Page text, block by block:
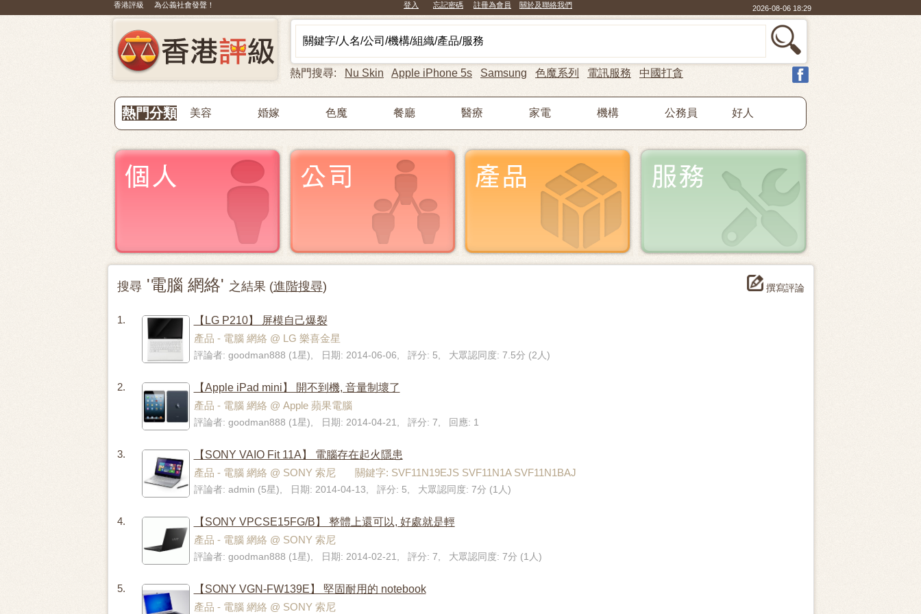
香港評級 為公義社會發聲！ 登入 忘記密碼 註冊為會員 關於及聯絡我們 2026-08-06 18:29
熱門搜尋: Nu Skin Apple iPhone 5s Samsung 色魔系列 電訊服務 中國打貪
熱門分類 美容 婚嫁 色魔 餐廳 醫療 家電 機構 公務員 好人
搜尋'電腦 網絡' 之結果 (進階搜尋) 撰寫評論
1.
【LG P210】 屏模自己爆裂
產品 - 電腦 網絡 @ LG 樂喜金星
評論者: goodman888 (1星), 日期: 2014-06-06, 評分: 5, 大眾認同度: 7.5分 (2人)
2.
【Apple iPad mini】 開不到機, 音量制壞了
產品 - 電腦 網絡 @ Apple 蘋果電腦
評論者: goodman888 (1星), 日期: 2014-04-21, 評分: 7, 回應: 1
3.
【SONY VAIO Fit 11A】 電腦存在起火隱患
產品 - 電腦 網絡 @ SONY 索尼 關鍵字: SVF11N19EJS SVF11N1A SVF11N1BAJ
評論者: admin (5星), 日期: 2014-04-13, 評分: 5, 大眾認同度: 7分 (1人)
4.
【SONY VPCSE15FG/B】 整體上還可以, 好處就是輕
產品 - 電腦 網絡 @ SONY 索尼
評論者: goodman888 (1星), 日期: 2014-02-21, 評分: 7, 大眾認同度: 7分 (1人)
5.
【SONY VGN-FW139E】 堅固耐用的 notebook
產品 - 電腦 網絡 @ SONY 索尼